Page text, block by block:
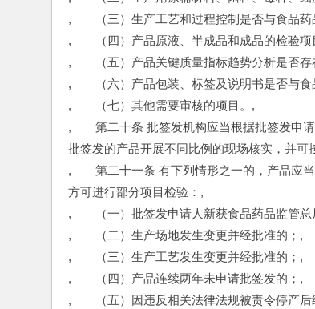
,　　（三）生产工艺和过程控制是否与食品
,　　（四）产品原液、半成品和成品的检验
,　　（五）产品关键质量指标趋势分析是否存
,　　（六）产品包装、标签及说明书是否与
,　　（七）其他需要审核的项目。,
,　　第二十条 批签发机构应当根据批签发申
批签发的产品开展不同比例的现场核实，并可
,　　第二十一条 有下列情形之一的，产品应
方可进行部分项目检验：,
,　　（一）批签发申请人新获食品药品监管
,　　（二）生产场地发生变更并经批准的；,
,　　（三）生产工艺发生变更并经批准的；,
,　　（四）产品连续两年未申请批签发的；,
,　　（五）因违反相关法律法规被责令停产